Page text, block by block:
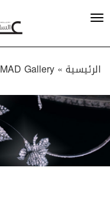
الرئيسية »MAD Gallery